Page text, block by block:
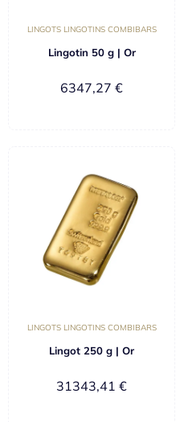
LINGOTS LINGOTINS COMBIBARS
Lingotin 50 g | Or
6347,27 €
LINGOTS LINGOTINS COMBIBARS
Lingot 250 g | Or
31343,41 €